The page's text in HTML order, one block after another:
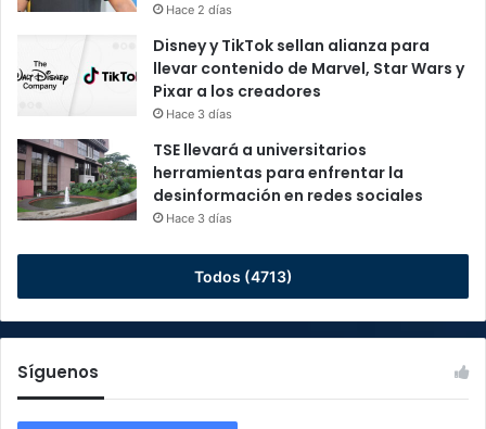
Hace 2 días
Disney y TikTok sellan alianza para
llevar contenido de Marvel, Star Wars y
Pixar a los creadores
Hace 3 días
TSE llevará a universitarios
herramientas para enfrentar la
desinformación en redes sociales
Hace 3 días
Todos (4713)
Síguenos